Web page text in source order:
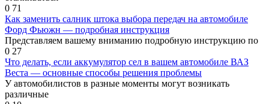
0 71
Как заменить салник штока выбора передач на автомобиле
Форд Фьюжн — подробная инструкция
Представляем вашему вниманию подробную инструкцию по
0 27
Что делать, если аккумулятор сел в вашем автомобиле ВАЗ
Веста — основные способы решения проблемы
У автомобилистов в разные моменты могут возникать
различные